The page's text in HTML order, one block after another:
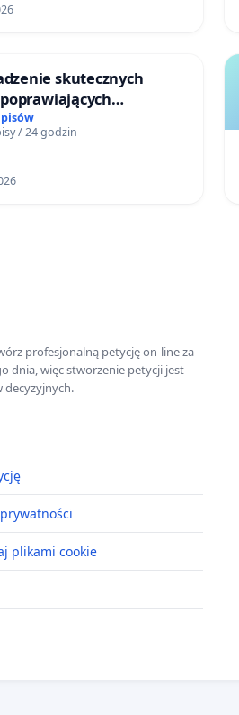
skutecznych
na ulicy
w Otwocku
/ 24 godzin
profesjonalną petycję on-line za
dnia, więc stworzenie petycji jest
decyzyjnych.
plikami cookie